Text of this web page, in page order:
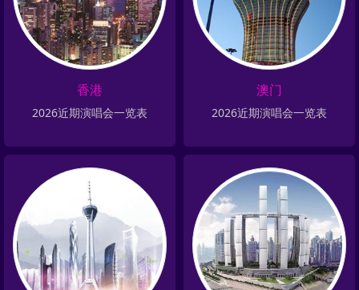
香港
2026近期演唱会一览表
澳门
2026近期演唱会一览表